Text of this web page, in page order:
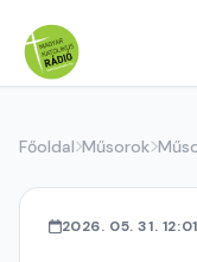
Főoldal Műsorok
2026. 05. 31. 12:01